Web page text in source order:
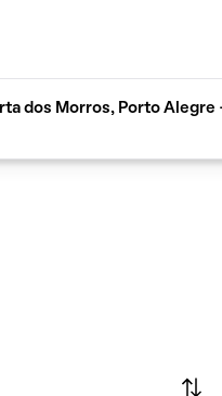
dos Morros, Porto Alegre